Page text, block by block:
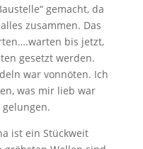
gemacht, da
zusammen. Das
bis jetzt,
gesetzt werden.
war vonnöten. Ich
was mir lieb war
ist ein Stückweit